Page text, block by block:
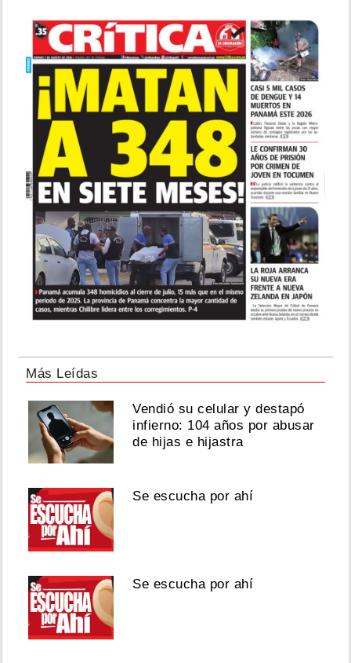
Más Leídas
Vendió su celular y destapó
infierno: 104 años por abusar
de hijas e hijastra
Se escucha por ahí
Se escucha por ahí